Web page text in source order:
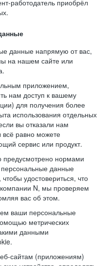
работодатель приобрёл
данные напрямую от вас,
на нашем сайте или
приложением,
нам доступ к вашему
для получения более
использования отдельных
вы отказали нам
всё равно можете
сервис или продукт.
предусмотрено нормами
данные
удостовериться, что
N, мы проверяем
вас об этом.
ваши персональные
метрических
данными
сайтам (приложениям)